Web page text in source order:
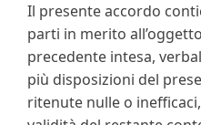
Il presente accordo
parti in merito
precedente intesa,
più disposizioni del
ritenute nulle o